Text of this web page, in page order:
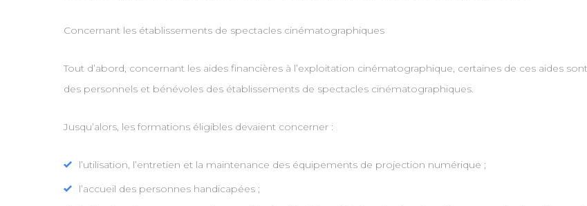
Concernant les établissements de spectacles cinématographiques
Tout d’abord, concernant les aides financières à l’exploitation cinématographique, certaines de ces aides
des personnels et bénévoles des établissements de spectacles cinématographiques.
Jusqu’alors, les formations éligibles devaient concerner :
l’utilisation, l’entretien et la maintenance des équipements de projection numérique ;
l’accueil des personnes handicapées ;